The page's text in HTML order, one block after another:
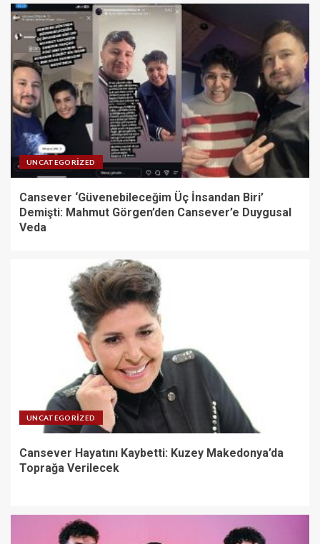
UNCATEGORIZED
Cansever ‘Güvenebileceğim Üç İnsandan Biri’
Demişti: Mahmut Görgen’den Cansever’e Duygusal
Veda
UNCATEGORIZED
Cansever Hayatını Kaybetti: Kuzey Makedonya’da
Toprağa Verilecek